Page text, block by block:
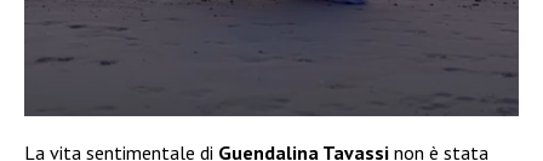
La vita sentimentale di Guendalina Tavassi non è stata